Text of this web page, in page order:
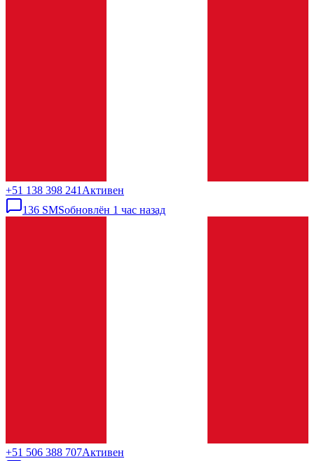
+51 138 398 241 Активен
136 SMSобновлён 1 час назад
+51 506 388 707Активен